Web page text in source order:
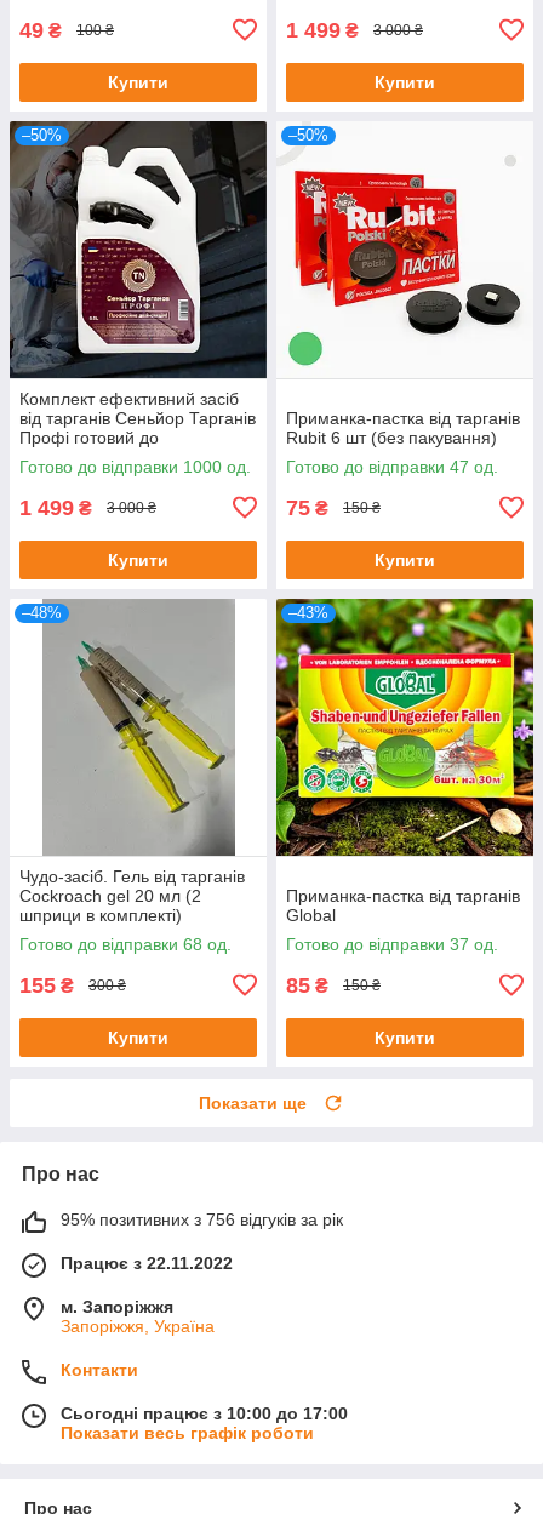
49 ₴ 100 ₴
Купити
1 499 ₴ 3 000 ₴
Купити
–50%
Комплект ефективний засіб
від тарганів Сеньйор Тарганів
Профі готовий до
застосування 5л + ловушка-
капкан
Готово до відправки 1000 од.
1 499 ₴ 3 000 ₴
Купити
–50%
Приманка-пастка від тарганів
Rubit 6 шт (без пакування)
Готово до відправки 47 од.
75 ₴ 150 ₴
Купити
–48%
Чудо-засіб. Гель від тарганів
Cockroach gel 20 мл (2
шприци в комплекті)
Готово до відправки 68 од.
155 ₴ 300 ₴
Купити
–43%
Приманка-пастка від тарганів
Global
Готово до відправки 37 од.
85 ₴ 150 ₴
Купити
Показати ще
Про нас
95% позитивних з 756 відгуків за рік
Працює з 22.11.2022
м. Запоріжжя
Запоріжжя, Україна
Контакти
Сьогодні працює з 10:00 до 17:00
Показати весь графік роботи
Про нас